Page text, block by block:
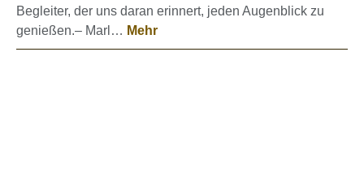
Begleiter, der uns daran erinnert, jeden Augenblick zu
genießen.– Marl… Mehr